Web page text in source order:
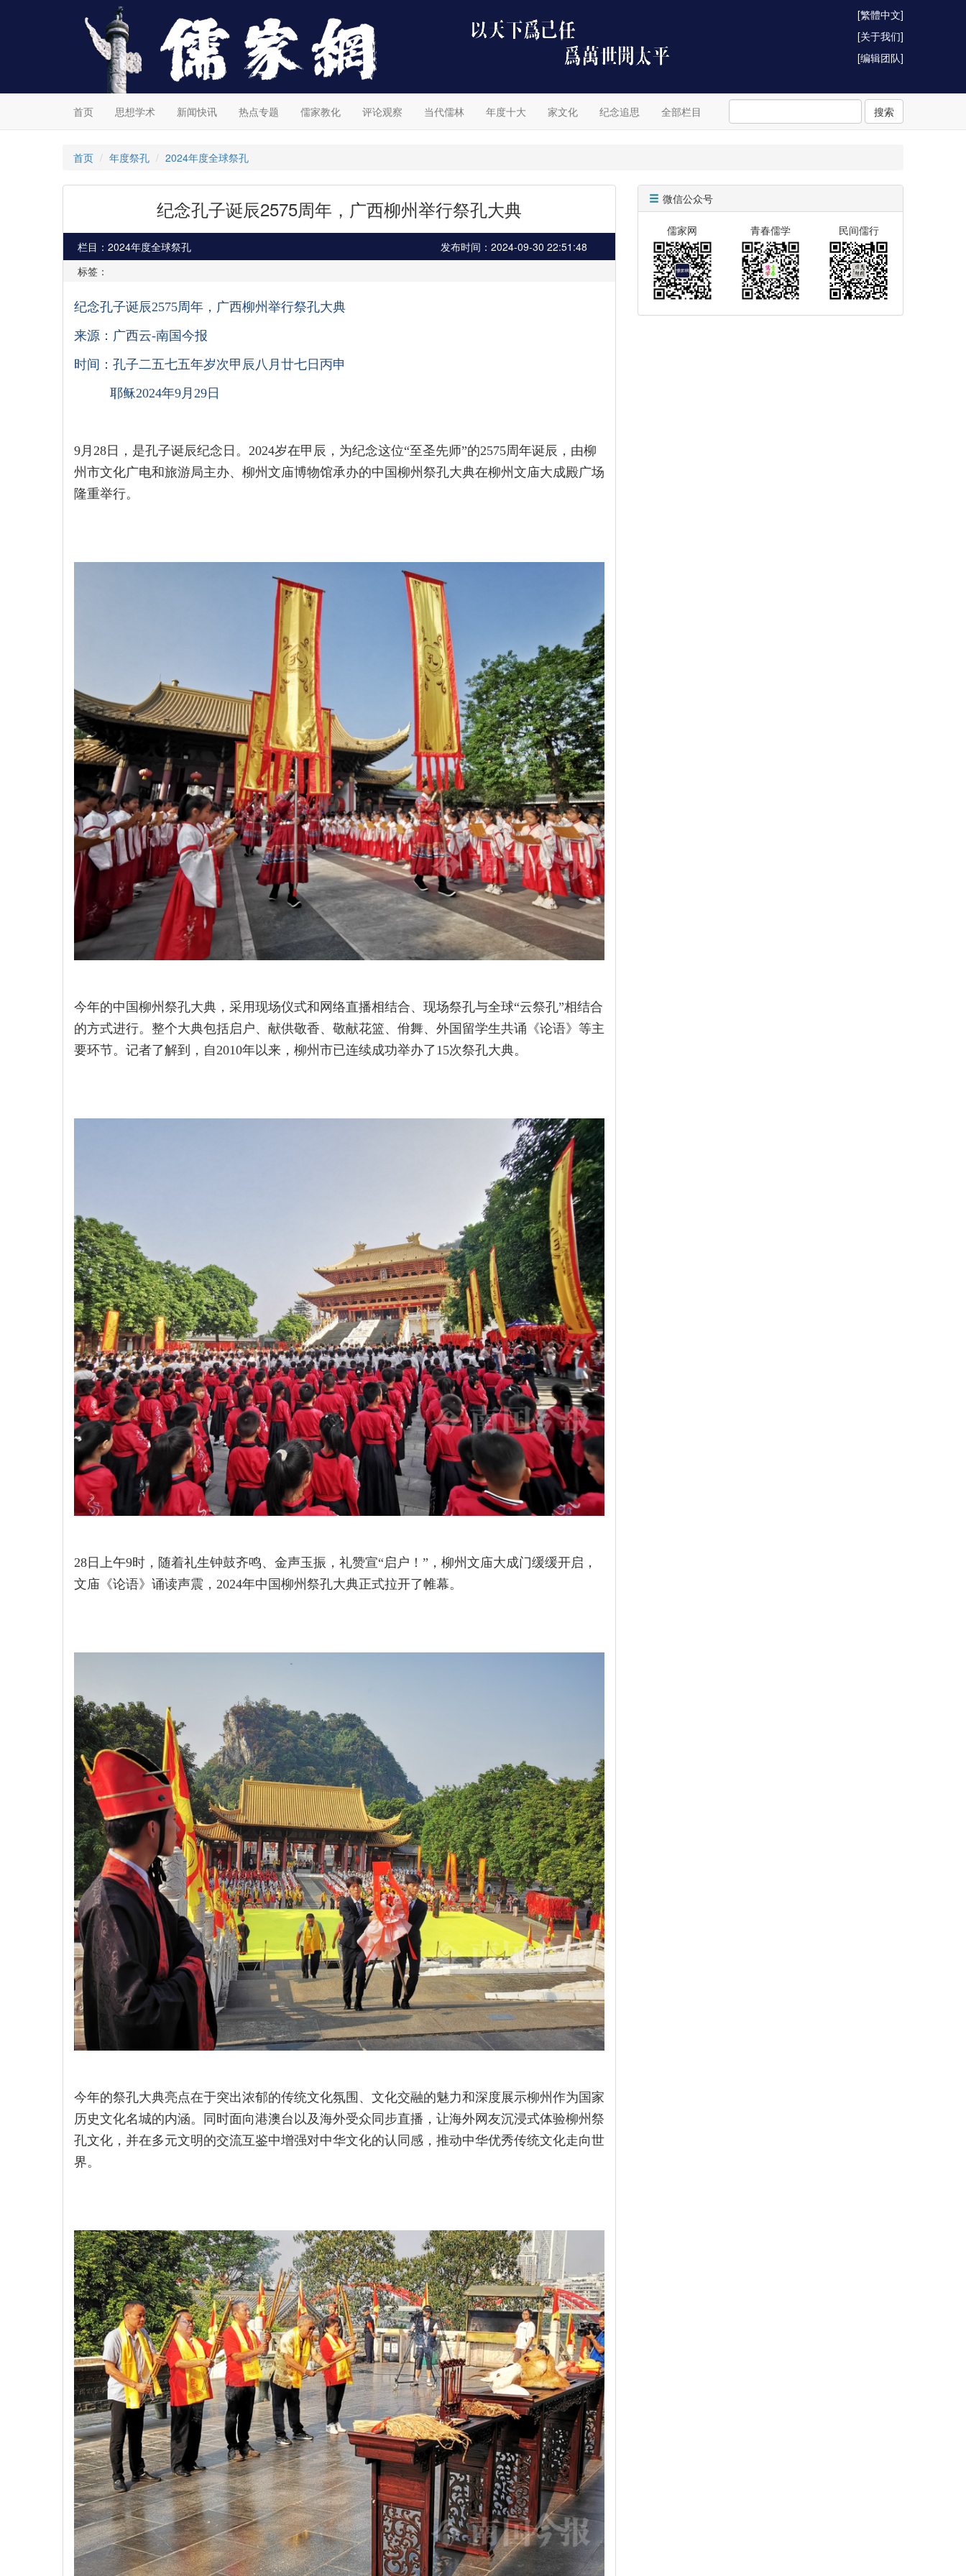
[繁體中文]
[关于我们]
[编辑团队]
首页 思想学术 新闻快讯 热点专题 儒家教化 评论观察 当代儒林 年度十大 家文化 纪念追思 全部栏目 搜索
首页 年度祭孔 2024年度全球祭孔
纪念孔子诞辰2575周年，广西柳州举行祭孔大典
栏目：2024年度全球祭孔
发布时间：2024-09-30 22:51:48
标签：
纪念孔子诞辰2575周年，广西柳州举行祭孔大典
来源：广西云-南国今报
时间：孔子二五七五年岁次甲辰八月廿七日丙申
耶稣2024年9月29日
9月28日，是孔子诞辰纪念日。2024岁在甲辰，为纪念这位“至圣先师”的2575周年诞辰，由柳
州市文化广电和旅游局主办、柳州文庙博物馆承办的中国柳州祭孔大典在柳州文庙大成殿广场
隆重举行。
今年的中国柳州祭孔大典，采用现场仪式和网络直播相结合、现场祭孔与全球“云祭孔”相结合
的方式进行。整个大典包括启户、献供敬香、敬献花篮、佾舞、外国留学生共诵《论语》等主
要环节。记者了解到，自2010年以来，柳州市已连续成功举办了15次祭孔大典。
28日上午9时，随着礼生钟鼓齐鸣、金声玉振，礼赞宣“启户！”，柳州文庙大成门缓缓开启，
文庙《论语》诵读声震，2024年中国柳州祭孔大典正式拉开了帷幕。
今年的祭孔大典亮点在于突出浓郁的传统文化氛围、文化交融的魅力和深度展示柳州作为国家
历史文化名城的内涵。同时面向港澳台以及海外受众同步直播，让海外网友沉浸式体验柳州祭
孔文化，并在多元文明的交流互鉴中增强对中华文化的认同感，推动中华优秀传统文化走向世
界。
微信公众号
儒家网 青春儒学 民间儒行